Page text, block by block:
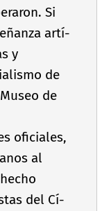
Si
artí­
y
de
de
oficiales,
al
del Cí­